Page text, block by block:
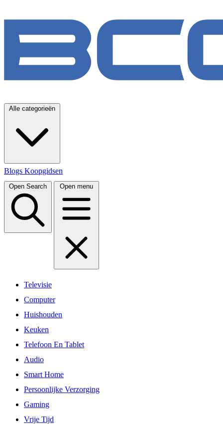
Alle categorieën
Blogs Koopgidsen
Open Search Open menu
Televisie
Computer
Huishouden
Keuken
Telefoon En Tablet
Audio
Smart Home
Persoonlijke Verzorging
Gaming
Vrije Tijd